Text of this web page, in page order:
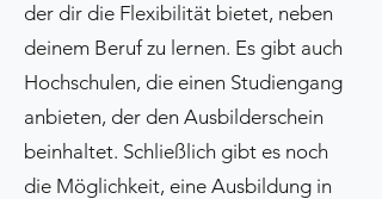
der dir die Flexibilität bietet, neben
deinem Beruf zu lernen. Es gibt auch
Hochschulen, die einen Studiengang
anbieten, der den Ausbilderschein
beinhaltet. Schließlich gibt es noch
die Möglichkeit, eine Ausbildung in